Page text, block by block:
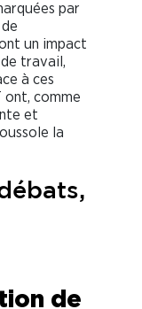
par
un impact
travail,
à ces
ont, comme
et
la
de